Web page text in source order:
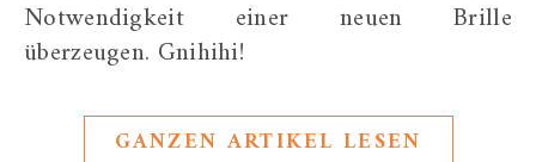
Notwendigkeit einer neuen Brille
überzeugen. Gnihihi!
GANZEN ARTIKEL LESEN